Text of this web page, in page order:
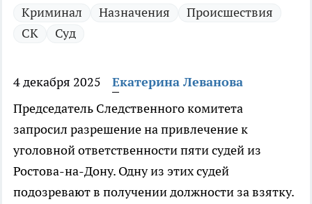
Криминал Назначения
Происшествия
СК
Суд
4 декабря 2025
Екатерина Леванова
Председатель Следственного комитета
запросил разрешение на привлечение к
уголовной ответственности пяти судей из
Ростова-на-Дону. Одну из этих судей
подозревают в получении должности за взятку.